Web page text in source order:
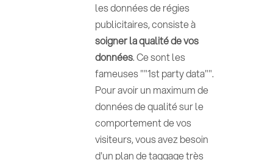
les données de régies
publicitaires, consiste à
soigner la qualité de vos
données. Ce sont les
fameuses ""1st party data"".
Pour avoir un maximum de
données de qualité sur le
comportement de vos
visiteurs, vous avez besoin
d'un plan de taggage très